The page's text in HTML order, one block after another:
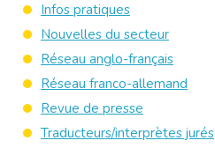
Infos pratiques
Nouvelles du secteur
Réseau anglo-français
Réseau franco-allemand
Revue de presse
Traducteurs/interprètes jurés